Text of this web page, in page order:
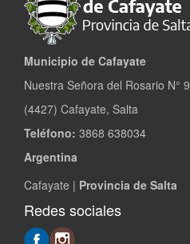
Municipio de Cafayate
Nuestra Señora del Rosario N° 9
(4427) Cafayate, Salta
Teléfono: 3868 638034
Argentina
Cafayate | Provincia de Salta
Redes sociales